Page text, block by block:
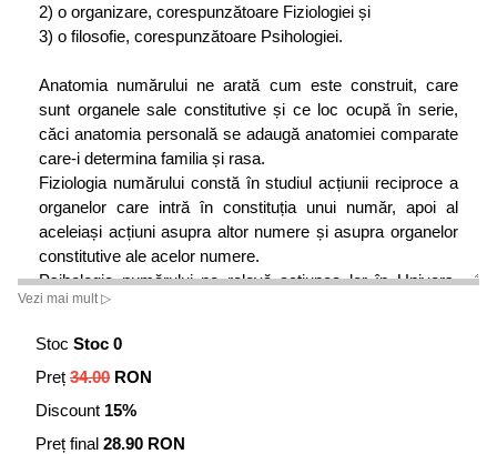
2) o organizare, corespunzătoare Fiziologiei și
3) o filosofie, corespunzătoare Psihologiei.
Anatomia numărului ne arată cum este construit, care
sunt organele sale constitutive și ce loc ocupă în serie,
căci anatomia personală se adaugă anatomiei comparate
care-i determina familia și rasa.
Fiziologia numărului constă în studiul acțiunii reciproce a
organelor care intră în constituția unui număr, apoi al
aceleiași acțiuni asupra altor numere și asupra organelor
constitutive ale acelor numere.
Psihologia numărului ne relevă acțiunea lor în Univers,
caracterul și originea acestei acțiuni, cunoștințe care-l pot
puțin cunoscute, închisă în numere.
Vezi mai mult ▷
Stoc Stoc 0
Preț 34.00 RON
Discount 15%
Preț final 28.90 RON